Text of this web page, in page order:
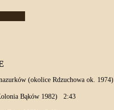
(okolice Rdzuchowa ok.
Bąków 1982) 2:43